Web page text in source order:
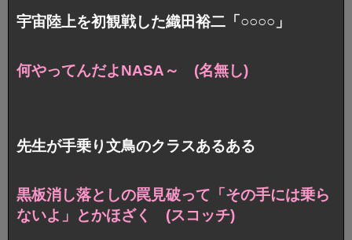
宇宙陸上を初観戦した織田裕二「○○○○」
何やってんだよNASA～ (名無し)
先生が手乗り文鳥のクラスあるある
黒板消し落としの罠見破って 「その手には乗ら
ないよ」とかほざく (スコッチ)